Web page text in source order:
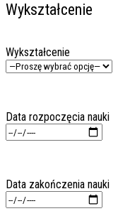
Wykształcenie
Wykształcenie
Data rozpoczęcia nauki
Data zakończenia nauki